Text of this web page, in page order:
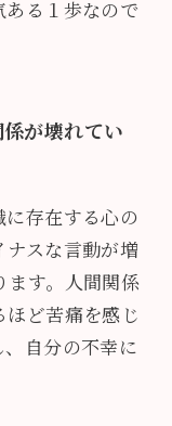
る１歩なので
が壊れてい
存在する心の
スな言動が増
ます。人間関係
ど苦痛を感じ
自分の不幸に